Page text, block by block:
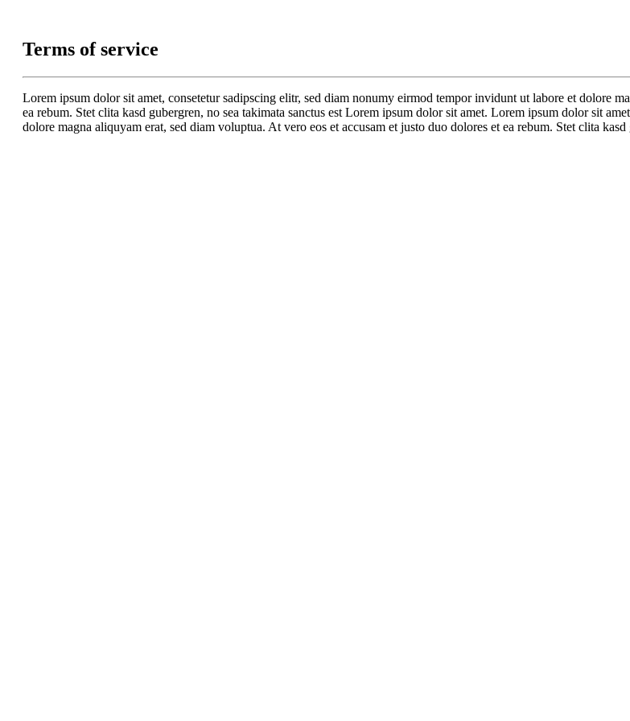
Terms of service
Lorem ipsum dolor sit amet, consetetur sadipscing elitr, sed diam nonumy eirmod tempor invidunt ut labore et dolore
ea rebum. Stet clita kasd gubergren, no sea takimata sanctus est Lorem ipsum dolor sit amet. Lorem ipsum dolor sit
dolore magna aliquyam erat, sed diam voluptua. At vero eos et accusam et justo duo dolores et ea rebum. Stet clita